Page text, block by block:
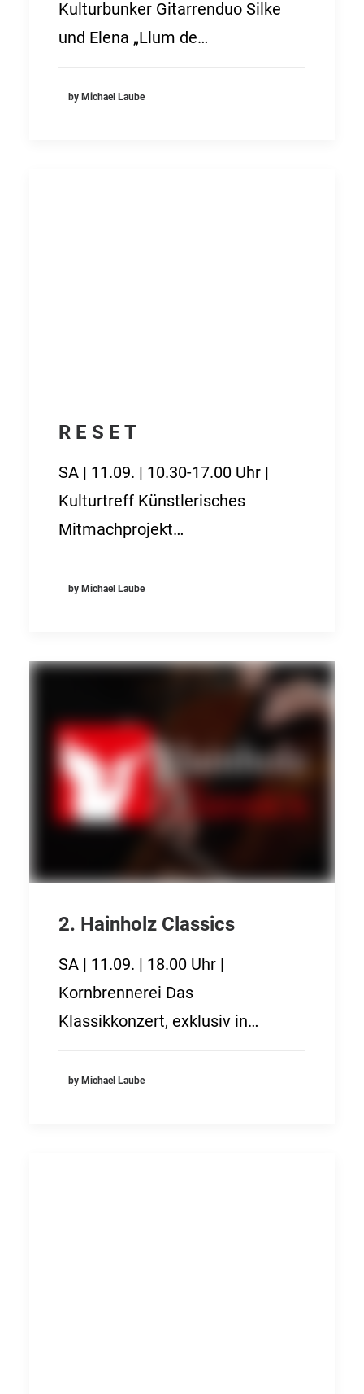
Kulturbunker Gitarrenduo Silke
und Elena „Llum de…
by Michael Laube
R E S E T
SA | 11.09. | 10.30-17.00 Uhr |
Kulturtreff Künstlerisches
Mitmachprojekt…
by Michael Laube
2. Hainholz Classics
SA | 11.09. | 18.00 Uhr |
Kornbrennerei Das
Klassikkonzert, exklusiv in…
by Michael Laube